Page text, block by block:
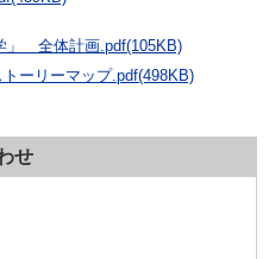
」 全体計画.pdf(105KB)
ーリーマップ.pdf(498KB)
せ